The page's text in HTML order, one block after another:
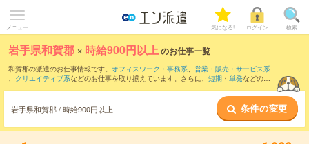
メニュー 気になる! ログイン 検索
岩手県和賀郡 × 時給900円以上のお仕事一覧
和賀郡の派遣のお仕事情報です。 オフィスワーク・事務系、 営業・販売・サービス系
、 クリエイティブ系などのお仕事を取り揃えています。さらに、 短期 ・ 単発などの期
時給1050円以上 ・1800円以上の求人はこちら
当サイトでは法令を遵守し、最低賃金以上の求人のみを掲載しています。
岩手県和賀郡 / 時給900円以上 条件の変更